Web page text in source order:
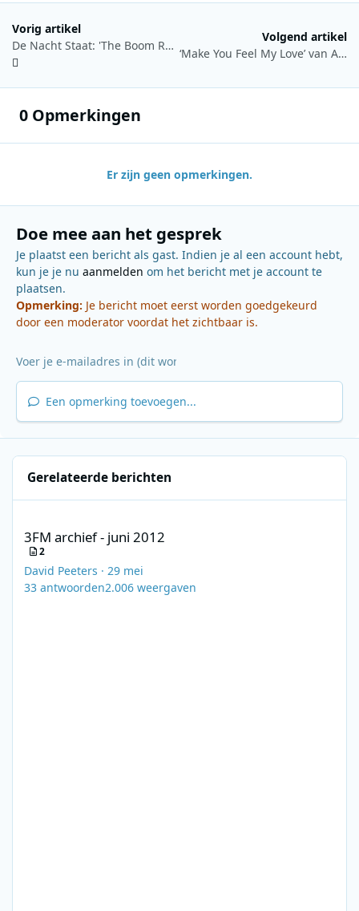
Vorig artikel
De Nacht Staat: 'The Boom Room' gaat live de nacht in op het iconische Thuishaven terrein
Volgend artikel
‘Make You Feel My Love’ van Adele populairste lovesong in Sky Radio's Valentijn Top 101
0 Opmerkingen
Er zijn geen opmerkingen.
Doe mee aan het gesprek
Je plaatst een bericht als gast. Indien je al een account hebt,
kun je je nu aanmelden om het bericht met je account te
plaatsen.
Opmerking: Je bericht moet eerst worden goedgekeurd
door een moderator voordat het zichtbaar is.
Een opmerking toevoegen...
Gerelateerde berichten
3FM archief - juni 2012
2
David Peeters · 29 mei
33 antwoorden2.006 weergaven